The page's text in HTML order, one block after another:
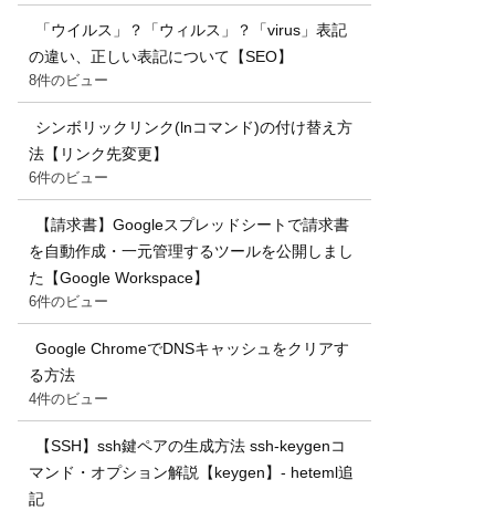
「ウイルス」？「ウィルス」？「virus」表記
の違い、正しい表記について【SEO】
8件のビュー
シンボリックリンク(lnコマンド)の付け替え方
法【リンク先変更】
6件のビュー
【請求書】Googleスプレッドシートで請求書
を自動作成・一元管理するツールを公開しまし
た【Google Workspace】
6件のビュー
Google ChromeでDNSキャッシュをクリアす
る方法
4件のビュー
【SSH】ssh鍵ペアの生成方法 ssh-keygenコ
マンド・オプション解説【keygen】- heteml追
記